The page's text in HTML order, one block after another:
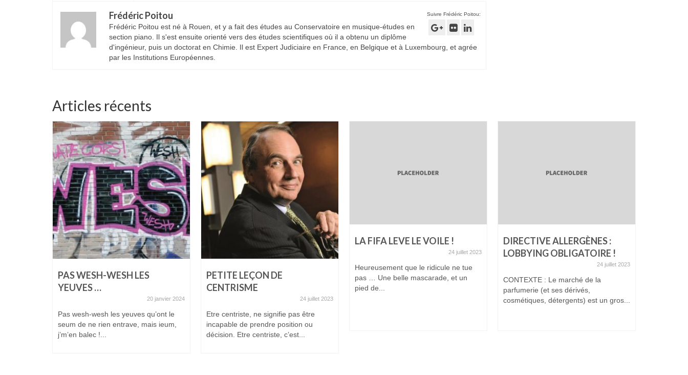
Suivre Frédéric Poitou:
Frédéric Poitou
Frédéric Poitou est né à Rouen, et y a fait des études au Conservatoire en musique-études en
section piano. Il s'est ensuite orienté vers des études scientifiques où il a obtenu un diplôme
d'ingénieur, puis un doctorat en Chimie. Il est Expert Judiciaire en France, en Belgique et à Luxembourg, et agrée
par les Institutions Européennes.
Articles récents
PAS WESH-WESH LES
YEUVES …
20 janvier 2024
Pas wesh-wesh les yeuves qu’ont le
seum de ne rien entrave, mais ieum,
j’m’en balec !...
PETITE LEÇON DE
CENTRISME
24 juillet 2023
Etre centriste, ne signifie pas être
incapable de prendre position ou
décision. Etre centriste, c’est...
LA FIFA LEVE LE VOILE !
24 juillet 2023
Heureusement que le ridicule ne tue
pas … Une belle mascarade, et un
pied de...
DIRECTIVE ALLERGÈNES :
LOBBYING OBLIGATOIRE !
24 juillet 2023
CONTEXTE : Le marché de la
parfumerie (et ses dérivés,
cosmétiques, détergents) est un gros...